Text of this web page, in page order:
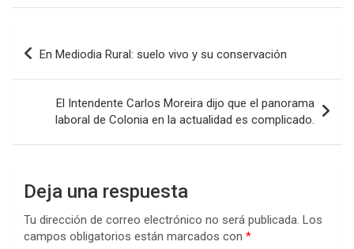
ce
o
o
k
tt at
A
p
p
ke
n
m
ar
tir
Navegación
de
En Mediodia Rural: suelo vivo y su conservación
El Intendente Carlos Moreira dijo que el panorama
laboral de Colonia en la actualidad es complicado.
Deja una respuesta
Tu dirección de correo electrónico no será publicada. Los
campos obligatorios están marcados con *